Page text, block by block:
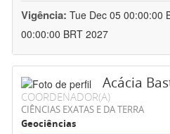
Vigência: Tue Dec 05 00:00:00
00:00:00 BRT 2027
Acácia
COORDENADOR(A)
CIÊNCIAS EXATAS E DA TERRA
Geociências